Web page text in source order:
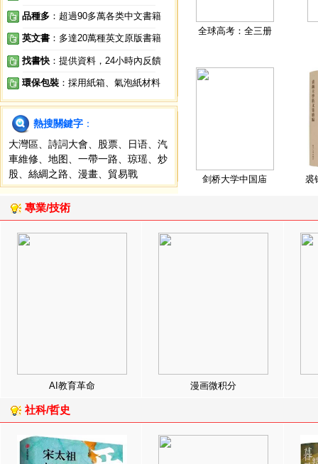
品種多 ：超過90多萬各类中文書籍
英文書 ：多達20萬種英文原版書籍
找書快 ：提供資料，24小時內反饋
環保包裝 ：採用紙箱、氣泡紙材料
熱搜關鍵字 ：
大灣區
詩詞大會 股票 日语
汽
車維修
地图 一帶一路 琼瑶
炒
股
絲綢之路 漫畫 貿易戰
全球高考：全三册
剑桥大学中国庙 裘
專業/技術
AI教育革命 漫画微积分
社科/哲史